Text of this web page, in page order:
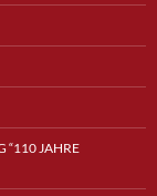
“110 JAHRE